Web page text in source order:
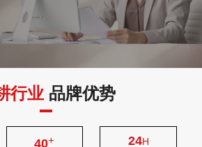
行业品牌优势
40+ 24H